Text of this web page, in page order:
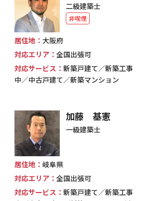
二級建築士
非喫煙
居住地： 大阪府
対応エリア： 全国出張可
対応サービス： 新築戸建て／新築工事
中／中古戸建て／新築マンション
加藤 基憲
一級建築士
居住地： 岐阜県
対応エリア： 全国出張可
対応サービス： 新築戸建て／新築工事